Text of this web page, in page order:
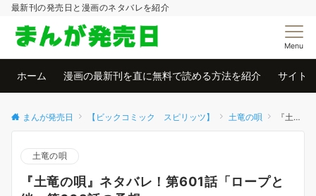
最新刊の発売日と漫画のネタバレを紹介
Menu
ホーム 漫画の最新刊を直に無料で読める方法を紹介 サイト
まんが発売日 【ビックコミック スピリッツ】 土竜の唄 『土竜の唄』ネタバレ！第601話「ロープと絆」第602話の予想
土竜の唄
『土竜の唄』ネタバレ！第601話「ロープと